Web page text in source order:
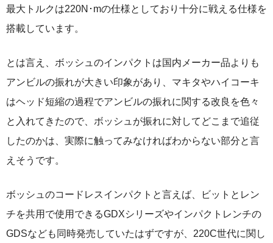
最大トルクは220N･mの仕様としており十分に戦える仕様を
搭載しています。
とは言え、ボッシュのインパクトは国内メーカー品よりも
アンビルの振れが大きい印象があり、マキタやハイコーキ
はヘッド短縮の過程でアンビルの振れに関する改良を色々
と入れてきたので、ボッシュが振れに対してどこまで追従
したのかは、実際に触ってみなければわからない部分と言
えそうです。
ボッシュのコードレスインパクトと言えば、ビットとレン
チを共用で使用できるGDXシリーズやインパクトレンチの
GDSなども同時発売していたはずですが、220C世代に関し